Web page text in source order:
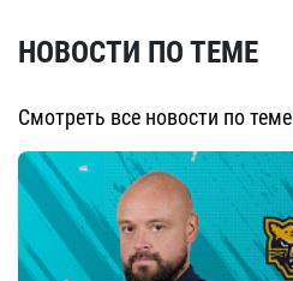
НОВОСТИ ПО ТЕМЕ
Смотреть все новости по теме